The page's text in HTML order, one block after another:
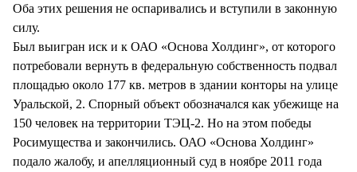
Оба этих решения не оспаривались и вступили в законную
силу.
Был выигран иск и к ОАО «Основа Холдинг», от которого
потребовали вернуть в федеральную собственность подвал
площадью около 177 кв. метров в здании конторы на улице
Уральской, 2. Спорный объект обозначался как убежище на
150 человек на территории ТЭЦ-2. Но на этом победы
Росимущества и закончились. ОАО «Основа Холдинг»
подало жалобу, и апелляционный суд в ноябре 2011 года